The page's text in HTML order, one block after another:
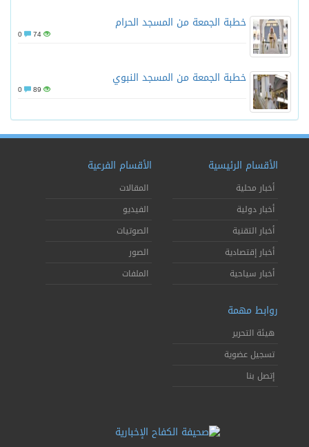
خطبة الجمعة من المسجد الحرام
74
خطبة الجمعة من المسجد النبوي
89
الأقسام الرئيسية
أخبار محلية
أخبار دولية
أخبار التقنية
أخبار إقتصادية
أخبار سياحية
الأقسام الفرعية
المقالات
الفيديو
الصوتيات
الصور
الملفات
روابط مهمة
هيئة التحرير
تسجيل عضوية
إتصل بنا